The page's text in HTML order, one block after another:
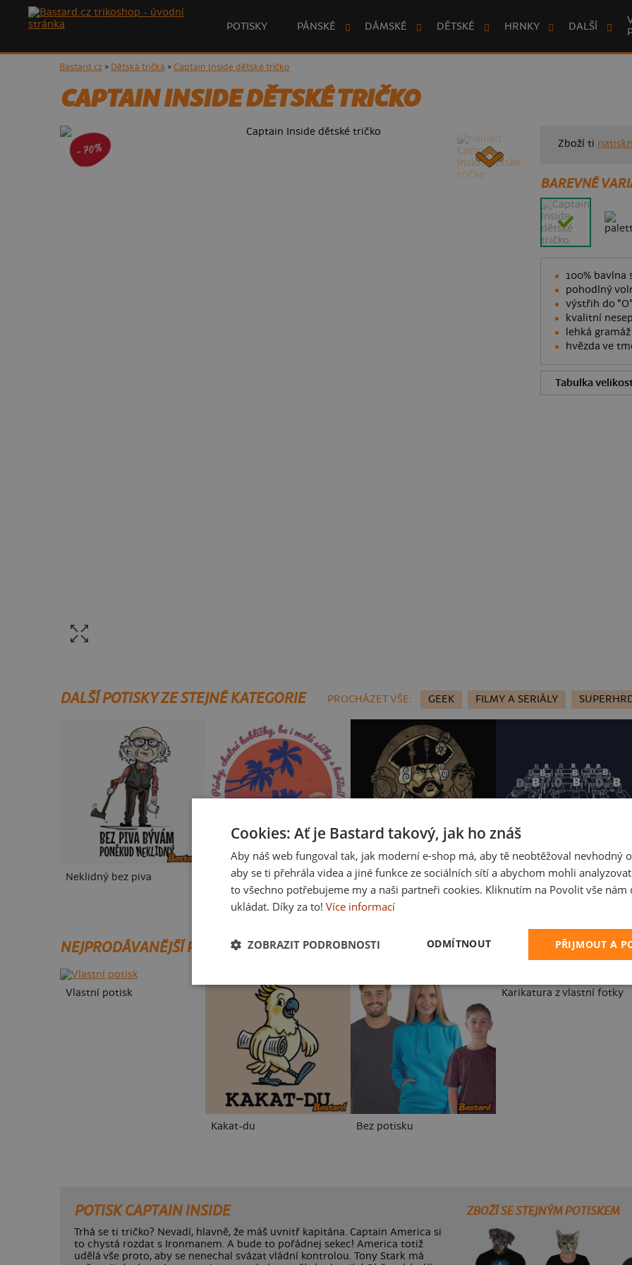
POTISKY PÁNSKÉ DÁMSKÉ DĚTSKÉ HRNKY DALŠÍ
Bastard.cz> Dětská trička > Captain Inside dětské tričko
CAPTAIN INSIDE DĚTSKÉ TRIČKO
- 70% Zboží ti
BAREVNÉ
100%
pohodlný
výstřih do
kvalitní
lehká
hvězda ve
Tabulka
DALŠÍ POTISKY ZE STEJNÉ KATEGORIE PROCHÁZET VŠE: GEEK FILMY A SERIÁLY
Neklidný bez piva Fušál B14: S čerty nejsou žerty Cimrman: Debil, blbeček
NEJPRODÁVANĚJŠÍ POTISKY
Vlastní potisk
Kakat-du Bez potisku
Karikatura z vlastní fotky
POTISK CAPTAIN INSIDE
Trhá se ti tričko? Nevadí, hlavně, že máš uvnitř kapitána. Captain America si
to chystá rozdat s Ironmanem. A bude to pořádnej sekec! America totiž
udělá vše proto, aby se nenechal svázat vládní kontrolou. Tony Stark má
ZBOŽÍ SE STEJNÝM POTISKEM
Cookies: Ať je Bastard takový, jak ho znáš
Aby náš web fungoval tak, jak moderní e-shop má, aby tě neobtěžoval nevhodný
aby se ti přehrála videa a jiné funkce ze sociálních sítí a abychom mohli
to všechno potřebujeme my a naši partneři cookies. Kliknutím na Povolit vše nám
ukládat. Díky za to! Více informací
PŘIJMOUT A
ODMÍTNOUT
ZOBRAZIT PODROBNOSTI